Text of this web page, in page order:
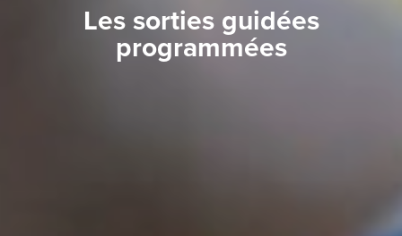
Les sorties guidées
programmées